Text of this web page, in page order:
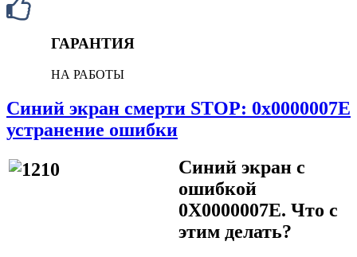
ГАРАНТИЯ
НА РАБОТЫ
Синий экран смерти STOP: 0x0000007E
устранение ошибки
Синий экран с
ошибкой
0X0000007E. Что с
этим делать?